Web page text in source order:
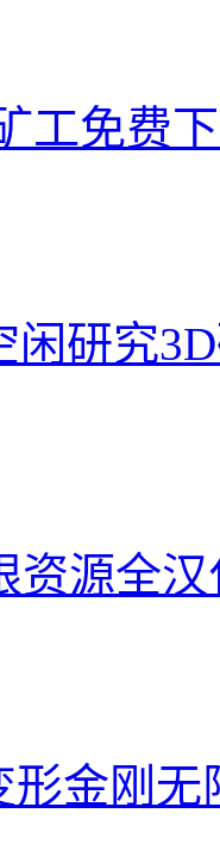
工免费
闲研究
资源全汉
形金刚无